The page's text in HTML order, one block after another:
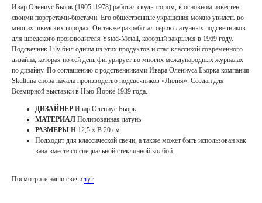
Ивар Олениус Бьорк (1905–1978) работал скульптором, в основном известен
своими портретами-бюстами. Его общественные украшения можно увидеть во
многих шведских городах. Он также разработал серию латунных подсвечников
для шведского производителя Ystad-Metall, который закрылся в 1969 году.
Подсвечник Lily был одним из этих продуктов и стал классикой современного
дизайна, которая по сей день фигурирует во многих международных журналах
по дизайну. По соглашению с родственниками Ивара Олениуса Бьорка компания
Skultuna снова начала производство подсвечников «Лилия». Создан для
Всемирной выставки в Нью-Йорке 1939 года.
ДИЗАЙНЕР Ивар Олениус Бьорк
МАТЕРИАЛ Полированная латунь
РАЗМЕРЫ H 12,5 х B 20 см
Подходит для классической свечи, а также может быть использован как
ваза вместе со специальной стеклянной колбой.
Посмотрите наши свечи тут